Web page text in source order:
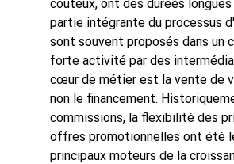
coûteux, ont des durées
partie intégrante du processus
sont souvent proposés dans un
forte activité par des
cœur de métier est la vente de
non le financement.
commissions, la flexibilité des
offres promotionnelles ont été
principaux moteurs de la